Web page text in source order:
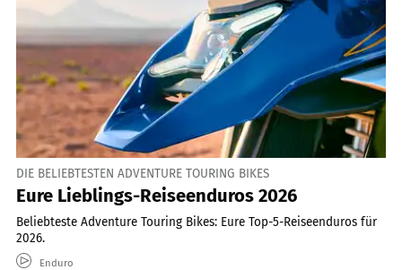
DIE BELIEBTESTEN ADVENTURE TOURING BIKES
Eure Lieblings-Reiseenduros 2026
Beliebteste Adventure Touring Bikes: Eure Top-5-Reiseenduros für
2026.
Enduro